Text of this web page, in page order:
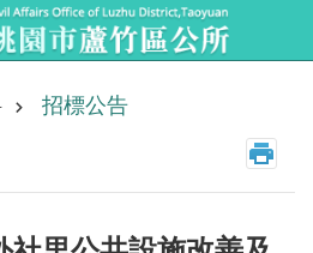
招標公告